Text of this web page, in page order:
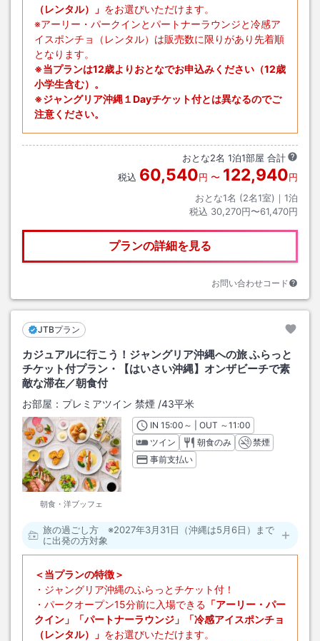
（レンタル）」 をお選びいただけます。
※アーリー・パークインとパートナーラウンジと冷感ア
イスポンチョ（レンタル）は販売数に限りがあり先着順
となります。
※当プランは12歳よりおとなでお申込みください（12歳
小学生含む）。
※ジャングリア沖縄１Dayチケット付とは異なるのでご
注意ください。
おとな2名 1泊1部屋 合計
税込 60,540円 〜 122,940円
おとな1名 (2名1室)｜ 1泊
税込 30,270円〜61,470円
プランの詳細を見る
お問い合わせコード
JTBプラン
カジュアルに行こう！ジャングリア沖縄への旅 ふらっと
チケット付プラン・【はいさい沖縄】オンザビーチで素
敵な滞在／朝食付
お部屋： プレミアツイン 禁煙 /43平米
朝食・洋ブッフェ
INチェックイン
15:00 ～ | OUT チェックアウト
～11:00
ツイン
朝食のみ
禁煙
事前支払い
旅の過ごし方 ※2027年3月31日（沖縄は5月6日）まで
に出発の方対象
＜当プランの特徴＞
・ジャングリア沖縄のふらっとチケット付！
・パークオープン15分前に入場できる 「アーリー・パー
クイン」「パートナーラウンジ」「冷感アイスポンチョ
（レンタル）」 をお選びいただけます。